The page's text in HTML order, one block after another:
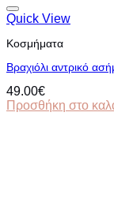
Quick View
Κοσμήματα
Βραχιόλι αντρικό
49.00€
Προσθήκη στο